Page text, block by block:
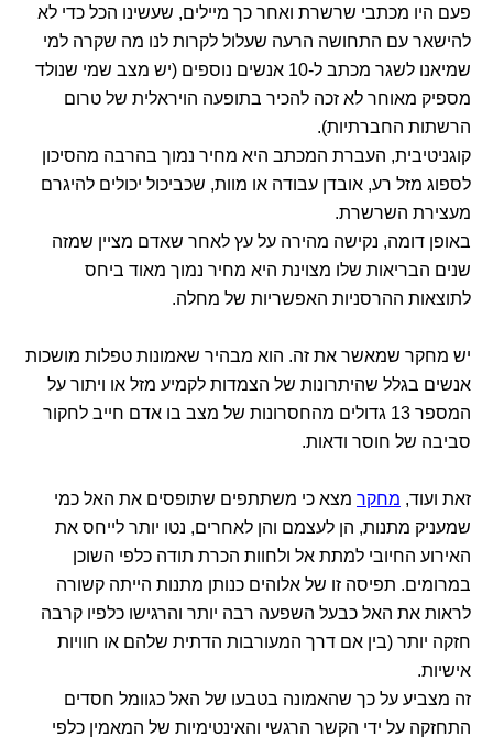
פעם היו מכתבי שרשרת ואחר כך מיילים, שעשינו הכל כדי לא
להישאר עם התחושה הרעה שעלול לקרות לנו מה שקרה למי
שמיאנו לשגר מכתב ל-10 אנשים נוספים (יש מצב שמי שנולד
מספיק מאוחר לא זכה להכיר בתופעה הויראלית של טרום
הרשתות החברתיות).
קוגניטיבית, העברת המכתב היא מחיר נמוך בהרבה מהסיכון
לספוג מזל רע, אובדן עבודה או מוות, שכביכול יכולים להיגרם
מעצירת השרשרת.
באופן דומה, נקישה מהירה על עץ לאחר שאדם מציין שמזה
שנים הבריאות שלו מצוינת היא מחיר נמוך מאוד ביחס
לתוצאות ההרסניות האפשריות של מחלה.
יש מחקר שמאשר את זה. הוא מבהיר שאמונות טפלות מושכות
אנשים בגלל שהיתרונות של הצמדות לקמיע מזל או ויתור על
המספר 13 גדולים מהחסרונות של מצב בו אדם חייב לחקור
סביבה של חוסר ודאות.
זאת ועוד, מחקר מצא כי משתתפים שתופסים את האל כמי
שמעניק מתנות, הן לעצמם והן לאחרים, נטו יותר לייחס את
האירוע החיובי למתת אל ולחוות הכרת תודה כלפי השוכן
במרומים. תפיסה זו של אלוהים כנותן מתנות הייתה קשורה
לראות את האל כבעל השפעה רבה יותר והרגישו כלפיו קרבה
חזקה יותר (בין אם דרך המעורבות הדתית שלהם או חוויות
אישיות.
זה מצביע על כך שהאמונה בטבעו של האל כגוומל חסדים
התחזקה על ידי הקשר הרגשי והאינטימיות של המאמין כלפי